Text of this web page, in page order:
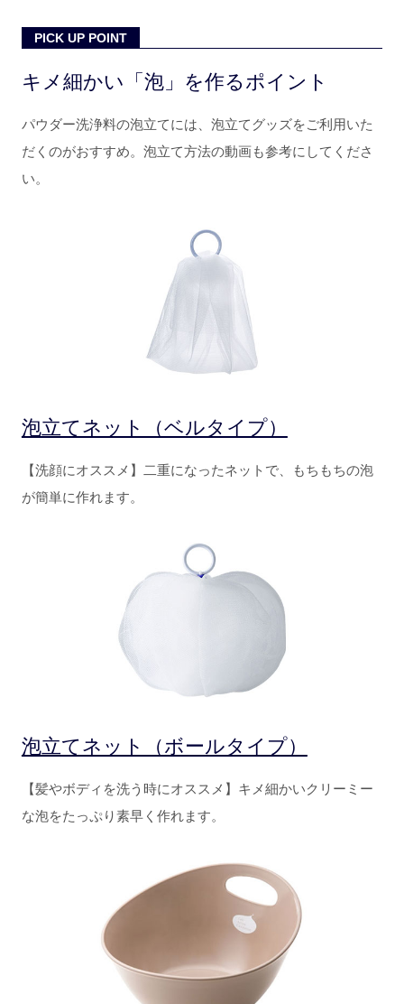
PICK UP POINT
キメ細かい「泡」を作るポイント
パウダー洗浄料の泡立てには、泡立てグッズをご利用いた
だくのがおすすめ。泡立て方法の動画も参考にしてくださ
い。
泡立てネット（ベルタイプ）
【洗顔にオススメ】二重になったネットで、もちもちの泡
が簡単に作れます。
泡立てネット（ボールタイプ）
【髪やボディを洗う時にオススメ】キメ細かいクリーミー
な泡をたっぷり素早く作れます。